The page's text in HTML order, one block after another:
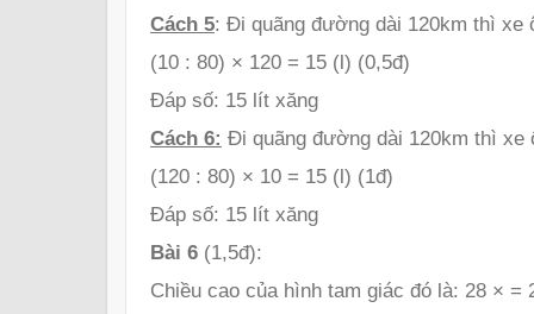
Cách 5: Đi quãng đường dài 120km thì xe
(10 : 80) × 120 = 15 (l) (0,5đ)
Đáp số: 15 lít xăng
Cách 6: Đi quãng đường dài 120km thì xe
(120 : 80) × 10 = 15 (l) (1đ)
Đáp số: 15 lít xăng
Bài 6 (1,5đ):
Chiều cao của hình tam giác đó là: 28 × =